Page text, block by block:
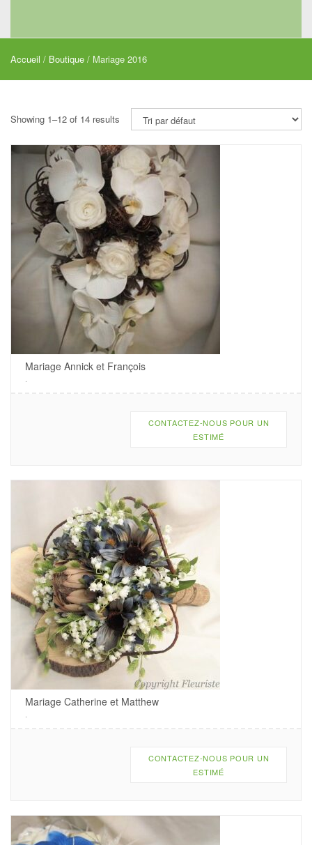
Accueil / Boutique / Mariage 2016
Showing 1–12 of 14 results
Mariage Annick et François
CONTACTEZ-NOUS POUR UN
ESTIMÉ
Mariage Catherine et Matthew
CONTACTEZ-NOUS POUR UN
ESTIMÉ